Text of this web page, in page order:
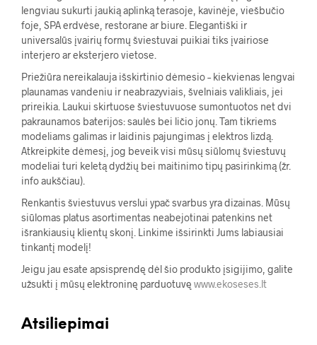
lengviau sukurti jaukią aplinką terasoje, kavinėje, viešbučio
foje, SPA erdvėse, restorane ar biure. Elegantiški ir
universalūs įvairių formų šviestuvai puikiai tiks įvairiose
interjero ar eksterjero vietose.
Priežiūra nereikalauja išskirtinio dėmesio – kiekvienas lengvai
plaunamas vandeniu ir neabrazyviais, švelniais valikliais, jei
prireikia. Laukui skirtuose šviestuvuose sumontuotos net dvi
pakraunamos baterijos: saulės bei ličio jonų. Tam tikriems
modeliams galimas ir laidinis pajungimas į elektros lizdą.
Atkreipkite dėmesį, jog beveik visi mūsų siūlomų šviestuvų
modeliai turi keletą dydžių bei maitinimo tipų pasirinkimą (žr.
info aukščiau).
Renkantis šviestuvus verslui ypač svarbus yra dizainas. Mūsų
siūlomas platus asortimentas neabejotinai patenkins net
išrankiausių klientų skonį. Linkime išsirinkti Jums labiausiai
tinkantį modelį!
Jeigu jau esate apsisprendę dėl šio produkto įsigijimo, galite
užsukti į mūsų elektroninę parduotuvę www.ekoseses.lt
Atsiliepimai